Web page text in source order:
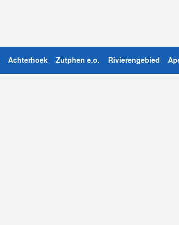
Achterhoek Zutphen e.o. Rivierengebied